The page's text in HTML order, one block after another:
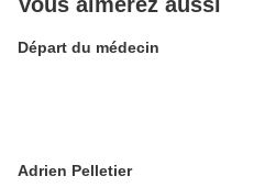
Départ du médecin
Adrien Pelletier